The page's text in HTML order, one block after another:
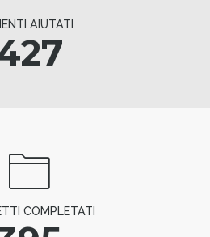
AIUTATI
COMPLETATI